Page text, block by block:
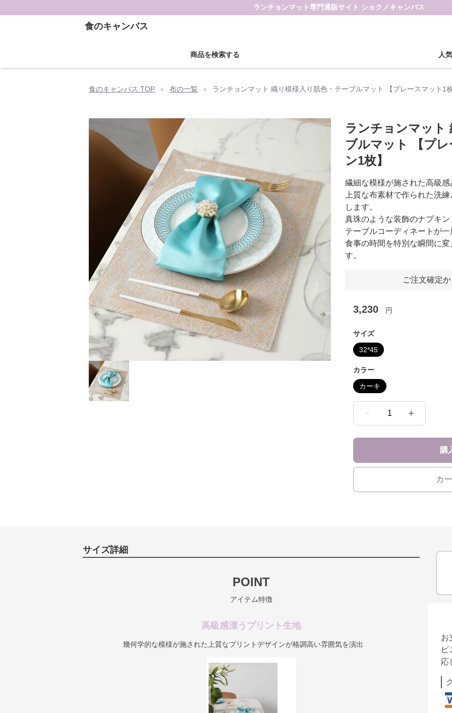
ランチョンマット専門通販サイト ショクノキャンバス
食のキャンバス
商品を検索する 人
食のキャンバス TOP › 布の一覧 › ランチョンマット 織り模様入り肌色・テーブルマット 【プレースマット1
Previous slide Next slide
ランチョンマット
ブルマット 【プ
ン1枚】
繊細な模様が施された高級感
上質な布素材で作られた洗
します。
真珠のような装飾のナプキ
テーブルコーディネートが一
食事の時間を特別な瞬間に
す。
ご注文確定
3,230 円
サイズ
32*45
カラー
カーキ
1
購
カ
サイズ詳細
POINT
アイテム特徴
高級感漂うプリント生地
幾何学的な模様が施された上質なプリントデザインが格調高い雰囲気を演出
お
ビ
応